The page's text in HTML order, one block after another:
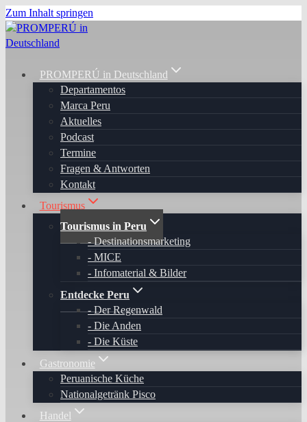
Zum Inhalt springen
PROMPERÚ in Deutschland
Departamentos
Marca Peru
Aktuelles
Podcast
Termine
Fragen & Antworten
Kontakt
Tourismus
Tourismus in Peru
Destinationsmarketing
MICE
Infomaterial & Bilder
Entdecke Peru
Der Regenwald
Die Anden
Die Küste
Gastronomie
Peruanische Küche
Nationalgetränk Pisco
Handel